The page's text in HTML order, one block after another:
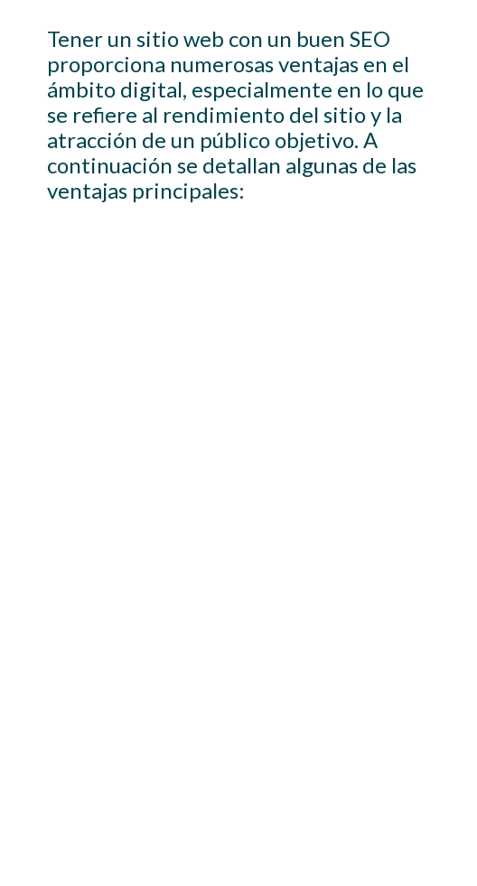
Tener un sitio web con un buen SEO
proporciona numerosas ventajas en el
ámbito digital, especialmente en lo que
se refiere al rendimiento del sitio y la
atracción de un público objetivo. A
continuación se detallan algunas de las
ventajas principales: